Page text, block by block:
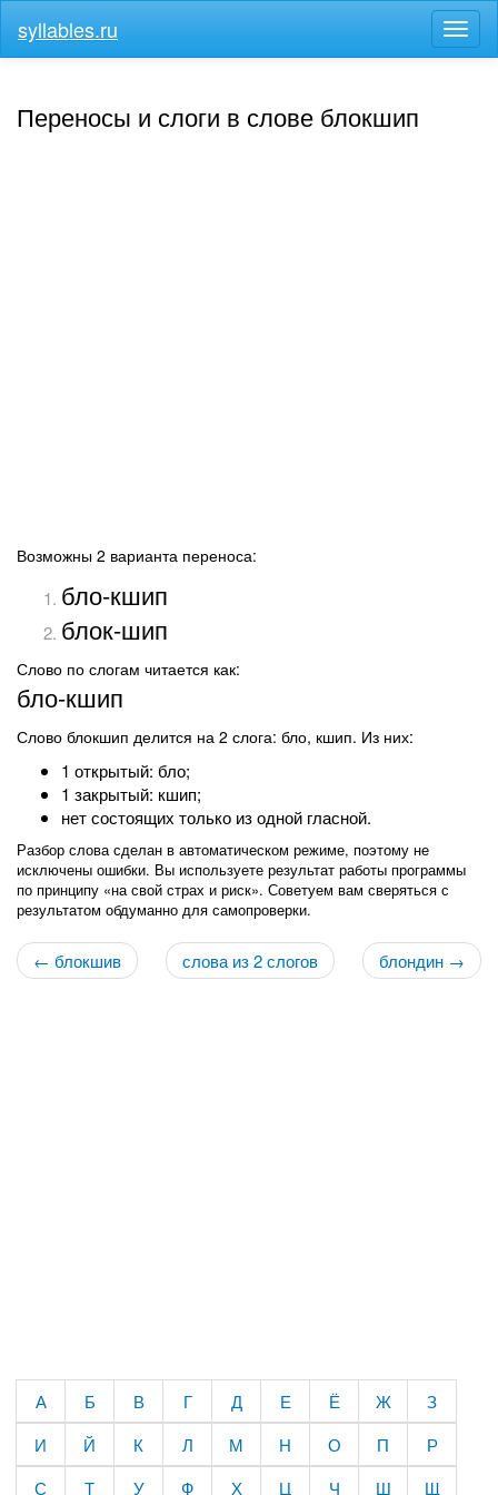
меню
syllables.ru
Переносы и слоги в слове блокшип
Возможны 2 варианта переноса:
бло-кшип
блок-шип
Слово по слогам читается как:
бло-кшип
Слово блокшип делится на 2 слога: бло, кшип. Из них:
1 открытый: бло;
1 закрытый: кшип;
нет состоящих только из одной гласной.
Разбор слова сделан в автоматическом режиме, поэтому не
исключены ошибки. Вы используете результат работы программы
по принципу «на свой страх и риск». Советуем вам сверяться с
результатом обдуманно для самопроверки.
← блокшив блондин →
слова из 2 слогов
А Б В Г Д Е Ё Ж
З
И
Й К Л М Н О П
Р
С
Т У Ф Х Ц Ч Ш Щ